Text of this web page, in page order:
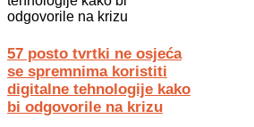
57 posto tvrtki ne osjeća
se spremnima koristiti
digitalne tehnologije kako
bi odgovorile na krizu